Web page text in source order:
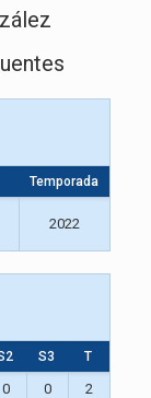
Temporada
2022
S3 T
0 0
2